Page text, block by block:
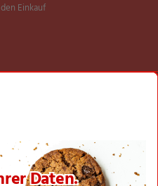
Einkauf